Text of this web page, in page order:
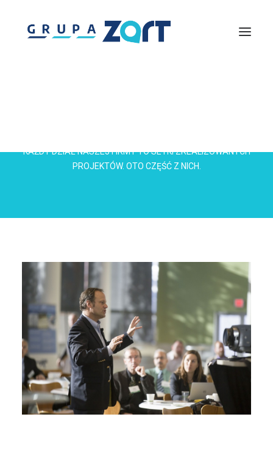
Zachodniopomorska Agencja Rozwoju Turystyki
KAŻDY DZIAŁ NASZEJ FIRMY TO SETKI ZREALIZOWANYCH
PROJEKTÓW. OTO CZĘŚĆ Z NICH.